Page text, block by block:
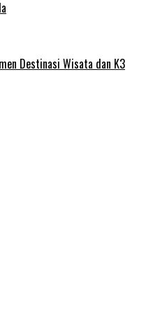
Destinasi Wisata dan K3